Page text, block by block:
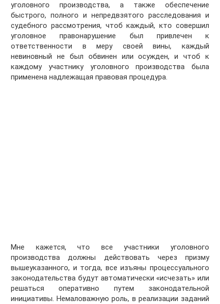
уголовного производства, а также обеспечение
быстрого, полного и непредвзятого расследования и
судебного рассмотрения, чтоб каждый, кто совершил
уголовное правонарушение был привлечен к
ответственности в меру своей вины, каждый
невиновный не был обвинен или осужден, и чтоб к
каждому участнику уголовного производства была
применена надлежащая правовая процедура.
Мне кажется, что все участники уголовного
производства должны действовать через призму
вышеуказанного, и тогда, все изъяны процессуального
законодательства будут автоматически «исчезать» или
решаться оперативно путем законодательной
инициативы. Немаловажную роль, в реализации заданий